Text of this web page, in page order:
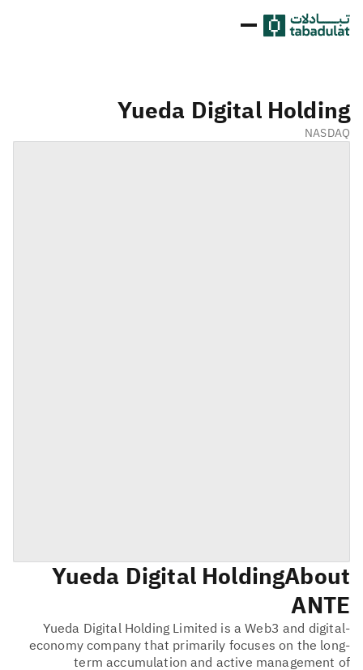
Yueda Digital Holding
NASDAQ
About
Yueda Digital Holding
ANTE
Yueda Digital Holding Limited is a Web3 and digital-
economy company that primarily focuses on the long-
term accumulation and active management of